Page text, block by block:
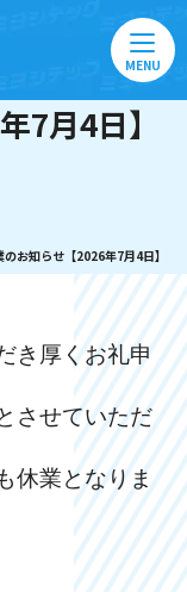
MENU
7月4日】
のお知らせ【2026年7月4日】
き厚くお礼申
させていただ
休業となりま